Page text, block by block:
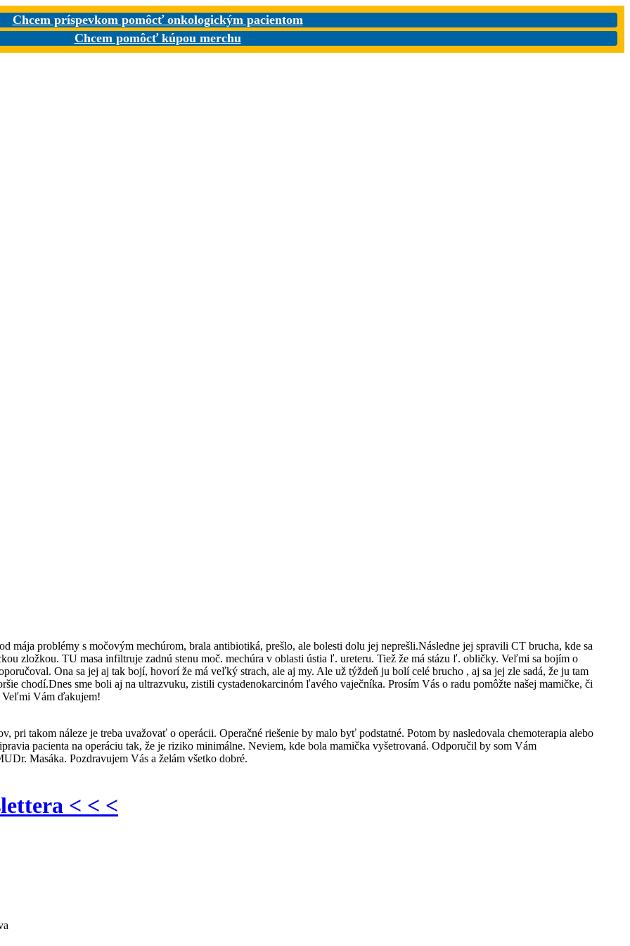
Chcem príspevkom pomôcť onkologickým pacientom
Chcem pomôcť kúpou merchu
mája problémy s močovým mechúrom, brala antibiotiká, prešlo, ale bolesti dolu jej neprešli.Následne jej spravili CT brucha, kde sa
zložkou. TU masa infiltruje zadnú stenu moč. mechúra v oblasti ústia ľ. ureteru. Tiež že má stázu ľ. obličky. Veľmi sa bojím o
Ona sa jej aj tak bojí, hovorí že má veľký strach, ale aj my. Ale už týždeň ju bolí celé brucho , aj sa jej zle sadá, že ju tam
chodí.Dnes sme boli aj na ultrazvuku, zistili cystadenokarcinóm ľavého vaječníka. Prosím Vás o radu pomôžte našej mamičke, či
Veľmi Vám ďakujem!
pri takom náleze je treba uvažovať o operácii. Operačné riešenie by malo byť podstatné. Potom by nasledovala chemoterapia alebo
pacienta na operáciu tak, že je riziko minimálne. Neviem, kde bola mamička vyšetrovaná. Odporučil by som Vám
Masáka. Pozdravujem Vás a želám všetko dobré.
< < <